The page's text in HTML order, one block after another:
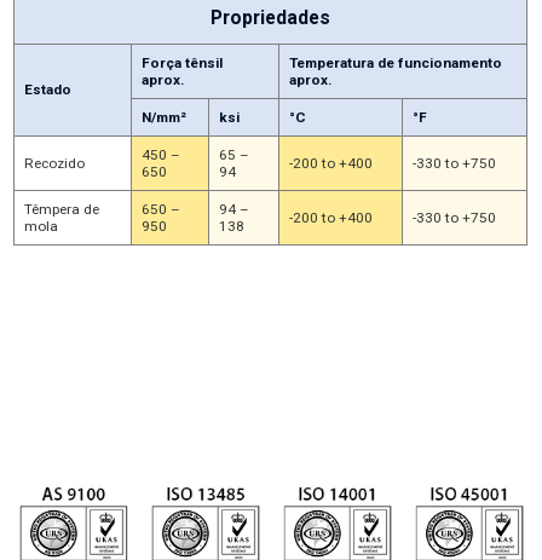
Propriedades
Estado
Força tênsil
aprox.
Temperatura de funcionamento
aprox.
N/mm² ksi °C °F
Recozido
450 –
650
65 –
94
-200 to +400 -330 to +750
Têmpera de
mola
650 –
950
94 –
138
-200 to +400 -330 to +750